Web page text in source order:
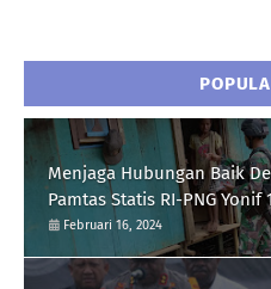
Menjaga Hubungan Baik
Pamtas Statis RI-PNG
Silaturrahmi
Februari 16, 2024